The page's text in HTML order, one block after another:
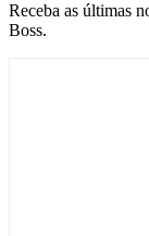
Receba as últimas
Boss.